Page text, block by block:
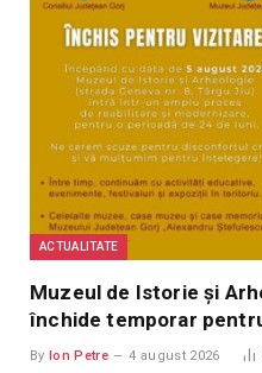
ACTUALITATE
Muzeul de Istorie și
închide temporar
By Ion Petre 4 august 2026